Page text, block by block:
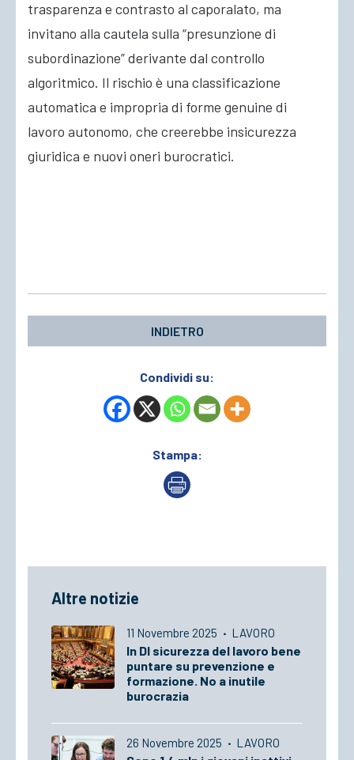
trasparenza e contrasto al caporalato, ma
invitano alla cautela sulla “presunzione di
subordinazione” derivante dal controllo
algoritmico. Il rischio è una classificazione
automatica e impropria di forme genuine di
lavoro autonomo, che creerebbe insicurezza
giuridica e nuovi oneri burocratici.
INDIETRO
Condividi su:
Stampa:
Altre notizie
11 Novembre 2025 · LAVORO
In Dl sicurezza del lavoro bene
puntare su prevenzione e
formazione. No a inutile
burocrazia
26 Novembre 2025 · LAVORO